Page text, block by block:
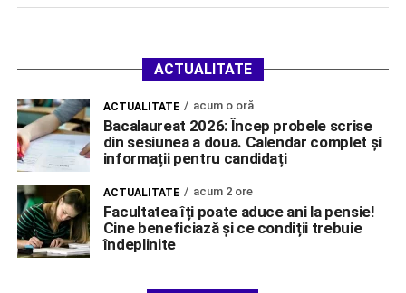
ACTUALITATE
ACTUALITATE acum o oră
Bacalaureat 2026: Încep probele scrise
din sesiunea a doua. Calendar complet și
informații pentru candidați
ACTUALITATE acum 2 ore
Facultatea îți poate aduce ani la pensie!
Cine beneficiază și ce condiții trebuie
îndeplinite